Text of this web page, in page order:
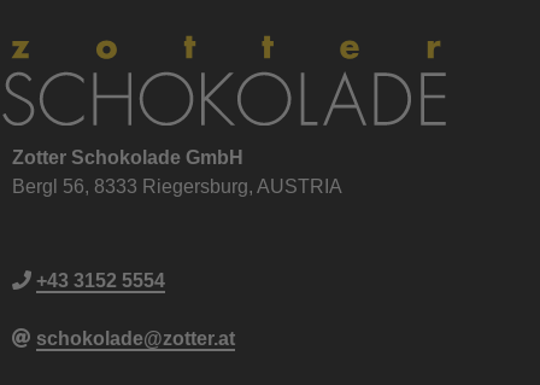
Zotter Schokolade GmbH
Bergl 56, 8333 Riegersburg, AUSTRIA
+43 3152 5554
schokolade@zotter.at